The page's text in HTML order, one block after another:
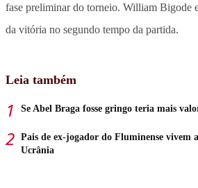
fase preliminar do torneio. William Bigode
da vitória no segundo tempo da partida.
Leia também
Se Abel Braga fosse gringo teria mais
Pais de ex-jogador do Fluminense vivem
Ucrânia